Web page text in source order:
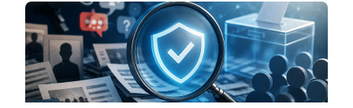
политической конфигурации». Организатором
мероприятия выступил Казахстанский институт
стратегических исследований при Президенте
РК, – сообщает корреспондент vapress.kz.